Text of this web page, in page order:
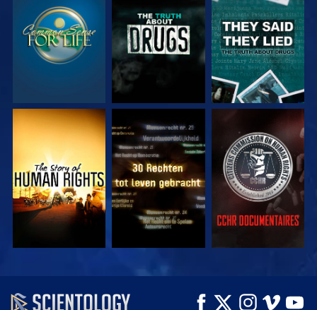
KIJK KIJK KIJK
KIJK KIJK KIJK
KIJK VERKEN DE SERIE